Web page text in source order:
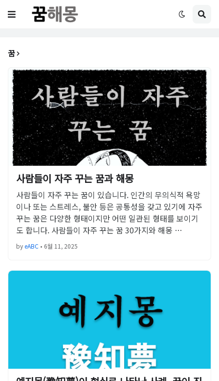
꿈
사람들이 자주 꾸는 꿈과 해몽
사람들이 자주 꾸는 꿈이 있습니다. 인간의 무의식적 욕망
이나 또는 스트레스, 불안 등은 공통성을 갖고 있기에 자주
꾸는 꿈은 다양한 형태이지만 어떤 일관된 형태를 보이기
도 합니다. 사람들이 자주 꾸는 꿈 30가지와 해몽 …
byeABC • 6월 11, 2025